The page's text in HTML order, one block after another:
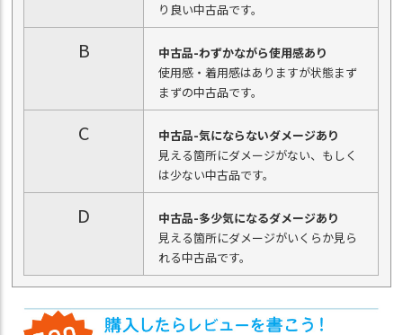
り良い中古品です。
B
中古品-わずかながら使用感あり
使用感・着用感はありますが状態まず
まずの中古品です。
C
中古品-気にならないダメージあり
見える箇所にダメージがない、もしく
は少ない中古品です。
D
中古品-多少気になるダメージあり
見える箇所にダメージがいくらか見ら
れる中古品です。